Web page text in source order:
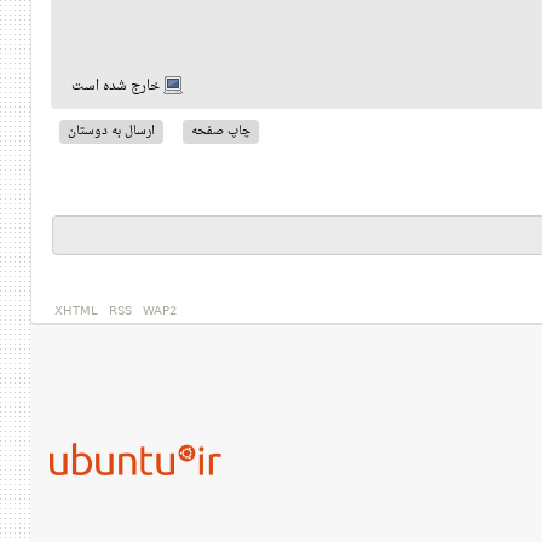
خارج شده است
ارسال به دوستان چاپ صفحه
XHTML RSS WAP2